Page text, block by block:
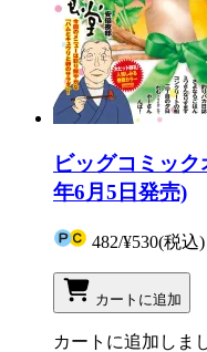
ビッグコミッ
年6月5日発売)
482/¥530(税込)
カートに追加
カートに追加しま